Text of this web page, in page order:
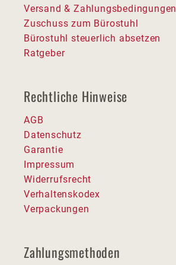
Versand & Zahlungsbedingungen
Zuschuss zum Bürostuhl
Bürostuhl steuerlich absetzen
Ratgeber
Rechtliche Hinweise
AGB
Datenschutz
Garantie
Impressum
Widerrufsrecht
Verhaltenskodex
Verpackungen
Zahlungsmethoden